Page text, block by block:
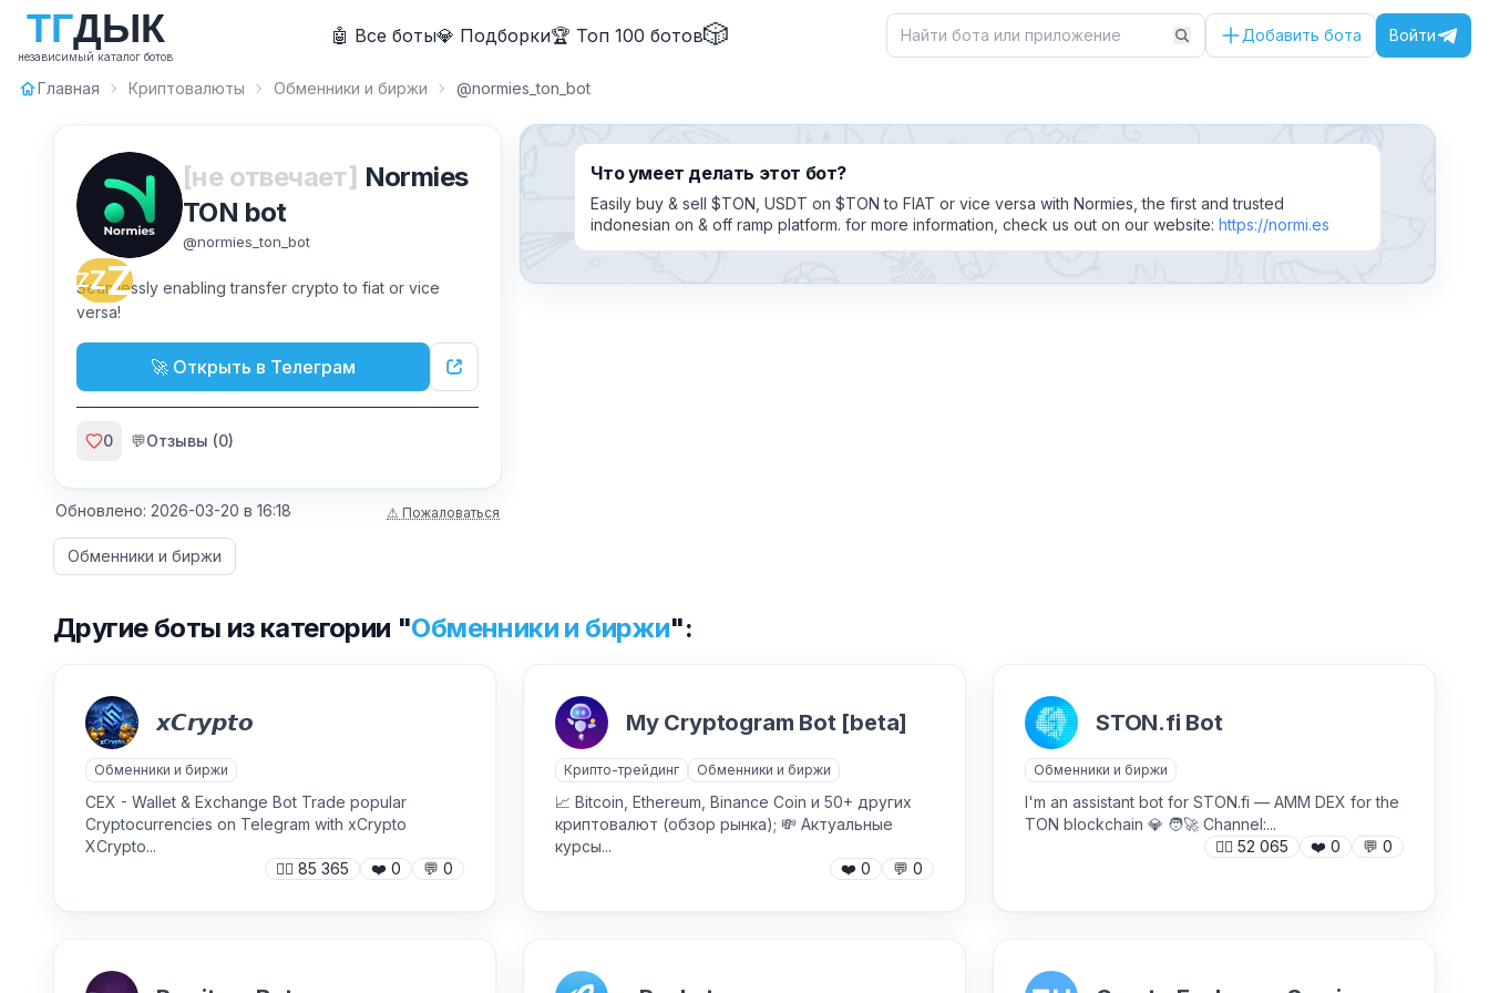
ТГДЫК
независимый каталог ботов
🤖 Все боты💎 Подборки🏆 Топ 100 ботов🎲 Добавить бота Войти
Как добавить бота?
AI Персонажи
AI аудио и голос
Мини-игры
Главная Криптовалюты Обменники и биржи @normies_ton_bot
ZZZ
[не отвечает] Normies
TON bot
@normies_ton_bot
Seamlessly enabling transfer crypto to fiat or vice
versa!
🚀 Открыть в Телеграм
0 💬Отзывы (0)
Обновлено: 2026-03-20 в 16:18 ⚠ Пожаловаться
Отправить
Обменники и биржи
Что умеет делать этот бот?
Easily buy & sell $TON, USDT on $TON to FIAT or vice versa with Normies, the first and trusted
indonesian on & off ramp platform. for more information, check us out on our website:https://normi.es
Другие боты из категории "Обменники и биржи":
𝙭𝘾𝙧𝙮𝙥𝙩𝙤
Обменники и биржи
CEX - Wallet & Exchange Bot Trade popular
Cryptocurrencies on Telegram with xCrypto
XCrypto...
🙍‍♂️ 85 365 ❤️ 0 💬 0
My Cryptogram Bot [beta]
Крипто-трейдинг Обменники и биржи
📈 Bitcoin, Ethereum, Binance Coin и 50+ других
криптовалют (обзор рынка); 💸 Актуальные
курсы...
❤️ 0 💬 0
STON.fi Bot
Обменники и биржи
I'm an assistant bot for STON.fi — AMM DEX for the
TON blockchain 💎 🧑‍🚀 Channel:...
🙍‍♂️ 52 065 ❤️ 0 💬 0